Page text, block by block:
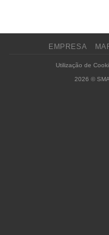
EMPRESA
Utilização de
2026 ©